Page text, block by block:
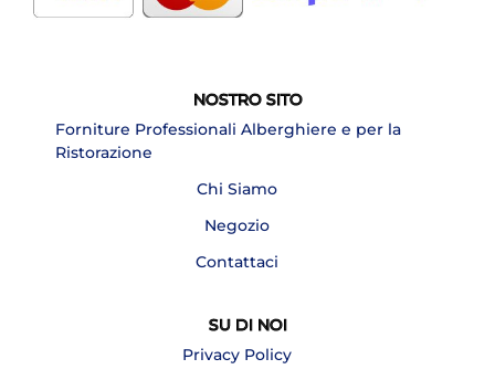
NOSTRO SITO
Forniture Professionali Alberghiere e per la
Ristorazione
Chi Siamo
Negozio
Contattaci
SU DI NOI
Privacy Policy